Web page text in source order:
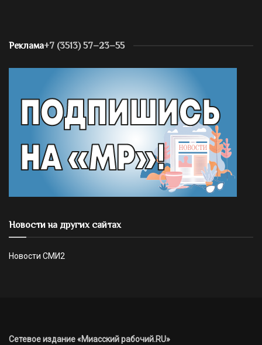
Реклама+7 (3513) 57–23–55
Новости на других сайтах
Новости СМИ2
Сетевое издание «Миасский рабочий.RU»